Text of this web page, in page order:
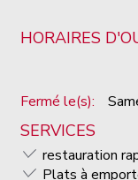
HORAIRES
Fermé le(s):
SERVICES
restauration
Plats à